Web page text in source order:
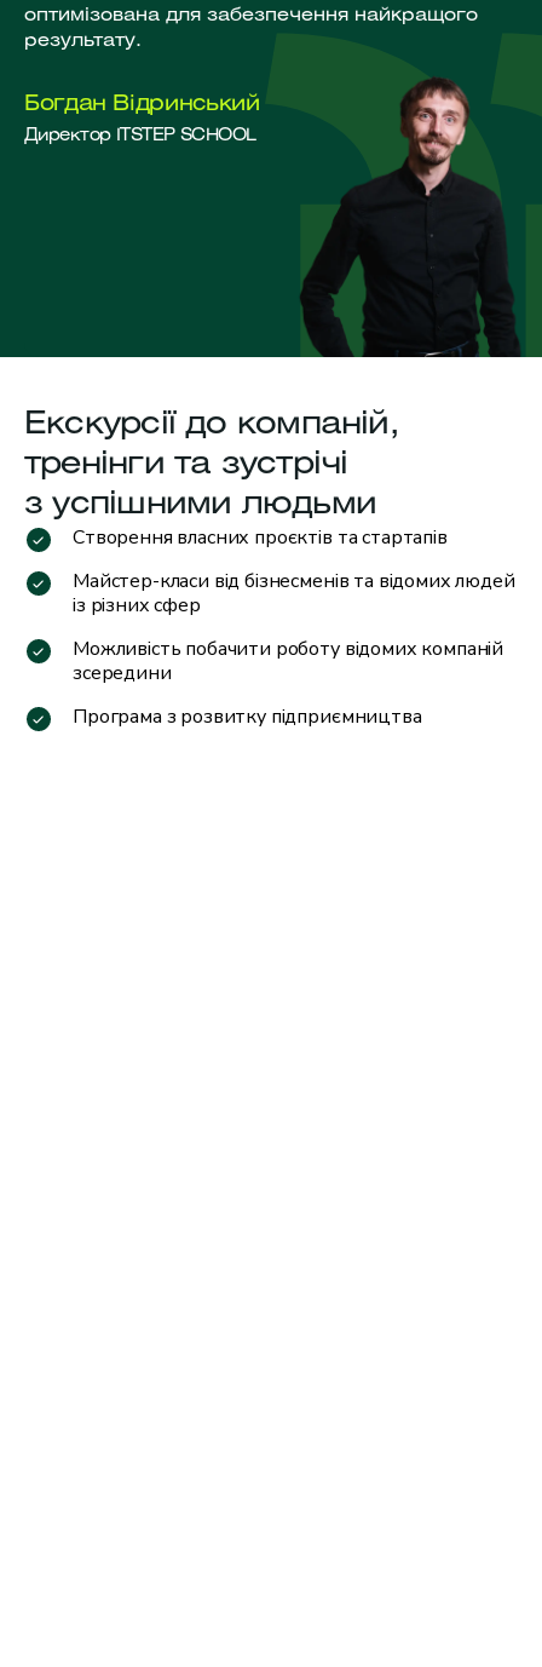
оптимізована для забезпечення найкращого
результату.
Богдан Відринський
Директор ITSTEP SCHOOL
Екскурсії до компаній,
тренінги та зустрічі
з успішними людьми
Створення власних проєктів та стартапів
Майстер-класи від бізнесменів та відомих людей
із різних сфер
Можливість побачити роботу відомих компаній
зсередини
Програма з розвитку підприємництва